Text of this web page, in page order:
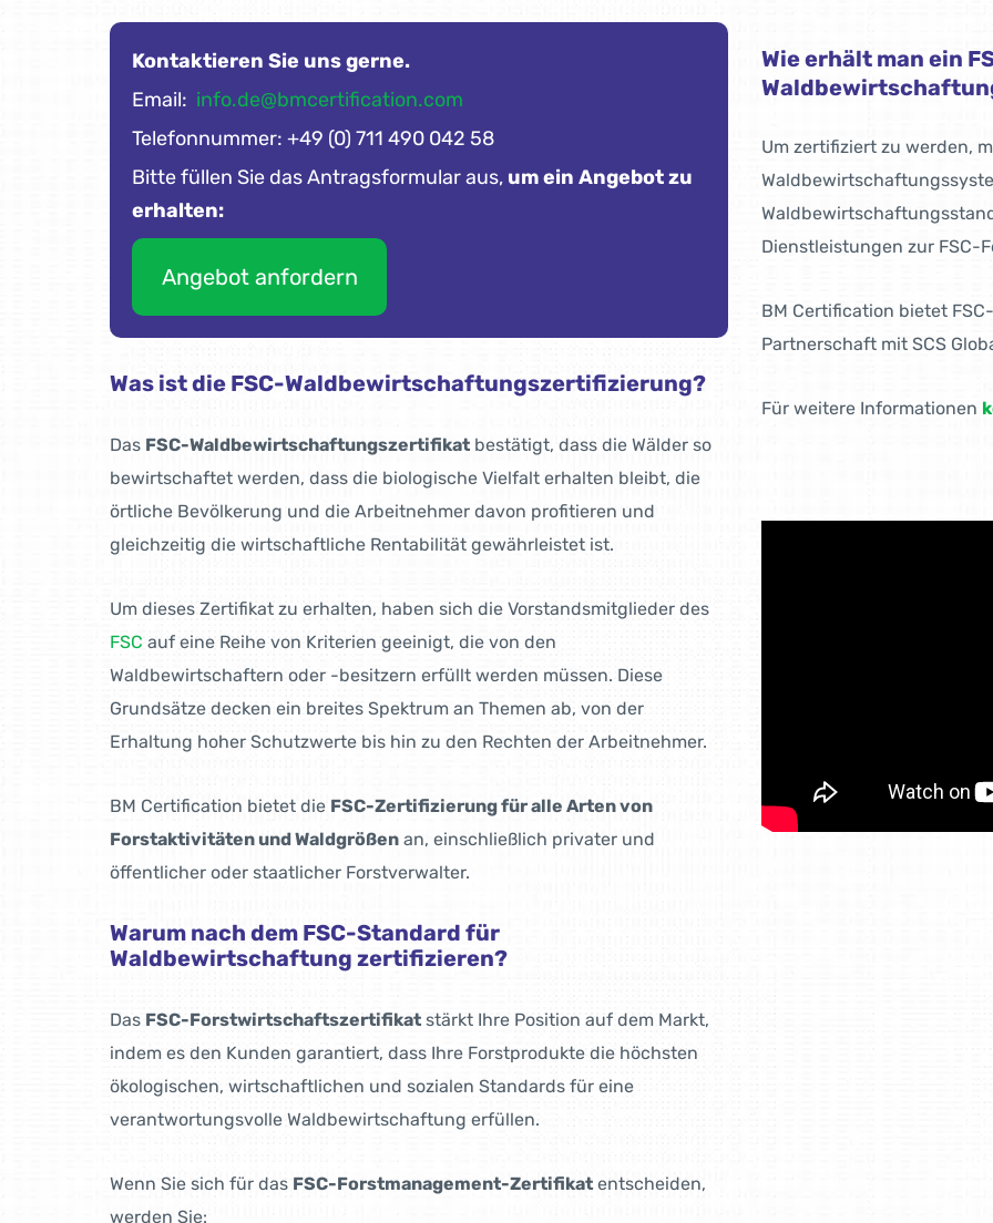
Kontaktieren Sie uns gerne.
Email: info.de@bmcertification.com
Telefonnummer: +49 (0) 711 490 042 58
Bitte füllen Sie das Antragsformular aus, um ein Angebot zu
erhalten:
Angebot anfordern
Was ist die FSC-Waldbewirtschaftungszertifizierung?
Das FSC-Waldbewirtschaftungszertifikat bestätigt, dass die Wälder so
bewirtschaftet werden, dass die biologische Vielfalt erhalten bleibt, die
örtliche Bevölkerung und die Arbeitnehmer davon profitieren und
gleichzeitig die wirtschaftliche Rentabilität gewährleistet ist.
Um dieses Zertifikat zu erhalten, haben sich die Vorstandsmitglieder des
FSC auf eine Reihe von Kriterien geeinigt, die von den
Waldbewirtschaftern oder -besitzern erfüllt werden müssen. Diese
Grundsätze decken ein breites Spektrum an Themen ab, von der
Erhaltung hoher Schutzwerte bis hin zu den Rechten der Arbeitnehmer.
BM Certification bietet die FSC-Zertifizierung für alle Arten von
Forstaktivitäten und Waldgrößen an, einschließlich privater und
öffentlicher oder staatlicher Forstverwalter.
Warum nach dem FSC-Standard für
Waldbewirtschaftung zertifizieren?
Das FSC-Forstwirtschaftszertifikat stärkt Ihre Position auf dem Markt,
indem es den Kunden garantiert, dass Ihre Forstprodukte die höchsten
ökologischen, wirtschaftlichen und sozialen Standards für eine
verantwortungsvolle Waldbewirtschaftung erfüllen.
Wenn Sie sich für das FSC-Forstmanagement-Zertifikat entscheiden,
werden Sie:
Wie erhält man ein
Um zertifiziert zu werden,
Dienstleistungen zur FSC-
BM Certification bietet
Partnerschaft mit SCS
Für weitere Informationen